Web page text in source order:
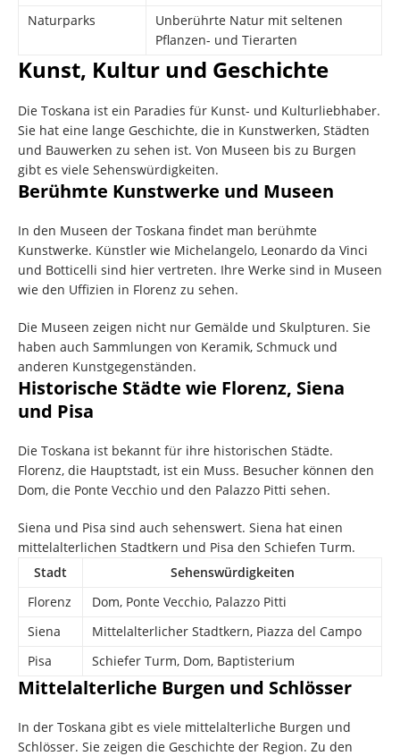
Naturparks
Unberührte Natur mit seltenen
Pflanzen- und Tierarten
Kunst, Kultur und Geschichte
Die Toskana ist ein Paradies für Kunst- und Kulturliebhaber.
Sie hat eine lange Geschichte, die in Kunstwerken, Städten
und Bauwerken zu sehen ist. Von Museen bis zu Burgen
gibt es viele Sehenswürdigkeiten.
Berühmte Kunstwerke und Museen
In den Museen der Toskana findet man berühmte
Kunstwerke. Künstler wie Michelangelo, Leonardo da Vinci
und Botticelli sind hier vertreten. Ihre Werke sind in Museen
wie den Uffizien in Florenz zu sehen.
Die Museen zeigen nicht nur Gemälde und Skulpturen. Sie
haben auch Sammlungen von Keramik, Schmuck und
anderen Kunstgegenständen.
Historische Städte wie Florenz, Siena
und Pisa
Die Toskana ist bekannt für ihre historischen Städte.
Florenz, die Hauptstadt, ist ein Muss. Besucher können den
Dom, die Ponte Vecchio und den Palazzo Pitti sehen.
Siena und Pisa sind auch sehenswert. Siena hat einen
mittelalterlichen Stadtkern und Pisa den Schiefen Turm.
Stadt
Sehenswürdigkeiten
Florenz
Dom, Ponte Vecchio, Palazzo Pitti
Siena
Mittelalterlicher Stadtkern, Piazza del Campo
Pisa
Schiefer Turm, Dom, Baptisterium
Mittelalterliche Burgen und Schlösser
In der Toskana gibt es viele mittelalterliche Burgen und
Schlösser. Sie zeigen die Geschichte der Region. Zu den